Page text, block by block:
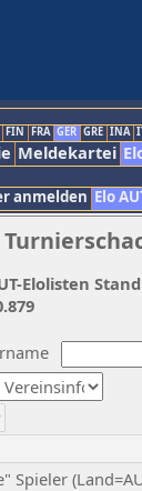
FIN FRA GER GRE INA
Meldekartei
anmelden Elo
Spieler
Elolisten